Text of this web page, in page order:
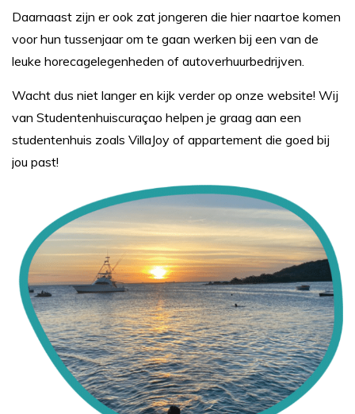
Daarnaast zijn er ook zat jongeren die hier naartoe komen
voor hun tussenjaar om te gaan werken bij een van de
leuke horecagelegenheden of autoverhuurbedrijven.
Wacht dus niet langer en kijk verder op onze website! Wij
van Studentenhuiscuraçao helpen je graag aan een
studentenhuis zoals VillaJoy of appartement die goed bij
jou past!